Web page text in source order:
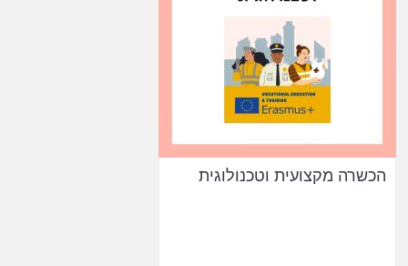
הכשרה מקצועית וטכנולוגית